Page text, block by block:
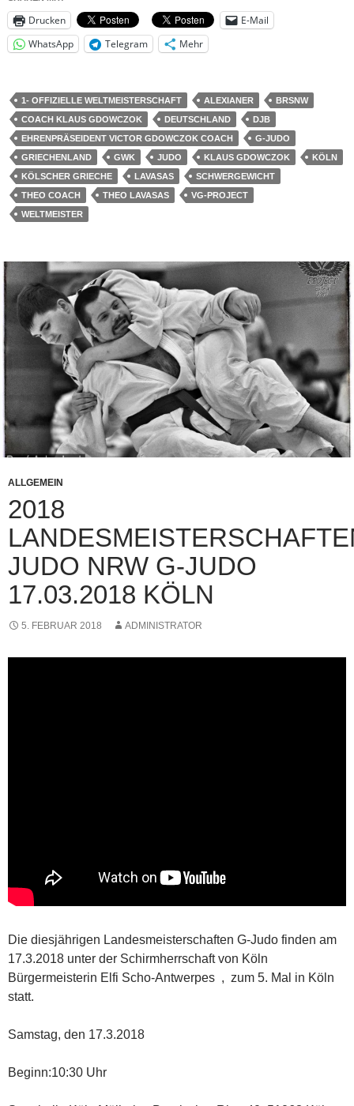
Drucken
E-Mail
WhatsApp
Telegram Mehr
1- OFFIZIELLE WELTMEISTERSCHAFT ALEXIANER
BRSNW
COACH KLAUS GDOWCZOK
DEUTSCHLAND
DJB
EHRENPRÄSEIDENT VICTOR GDOWCZOK COACH
G-JUDO
GRIECHENLAND
GWK JUDO KLAUS GDOWCZOK
KÖLN
KÖLSCHER GRIECHE
LAVASAS
SCHWERGEWICHT
THEO COACH
THEO LAVASAS
VG-PROJECT
WELTMEISTER
ALLGEMEIN
2018
JUDO NRW G-JUDO
17.03.2018 KÖLN
5. FEBRUAR 2018 ADMINISTRATOR
Die diesjährigen Landesmeisterschaften G-Judo finden am
17.3.2018 unter der Schirmherrschaft von Köln
Bürgermeisterin Elfi Scho-Antwerpes , zum 5. Mal in Köln
statt.
Samstag, den 17.3.2018
Beginn:10:30 Uhr